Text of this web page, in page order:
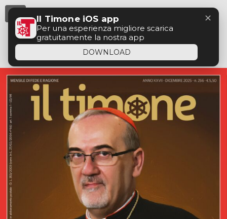
Il Timone iOS app
Per una esperienza migliore scarica
gratuitamente la nostra app
DOWNLOAD
✕
Menu